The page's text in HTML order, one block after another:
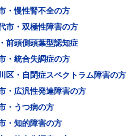
・慢性腎不全の方
市・双極性障害の方
前頭側頭葉型認知症
・統合失調症の方
・自閉症スペクトラム障害の方
・広汎性発達障害の方
・うつ病の方
・知的障害の方